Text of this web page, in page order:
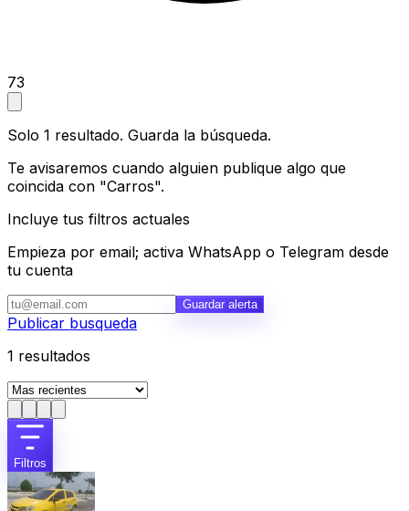
73
Solo 1 resultado. Guarda la búsqueda.
Te avisaremos cuando alguien publique algo que
coincida con "Carros".
Incluye tus filtros actuales
Empieza por email; activa WhatsApp o Telegram desde
tu cuenta
Guardar alerta
Publicar busqueda
1 resultados
Filtros